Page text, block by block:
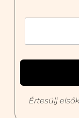
Értesülj